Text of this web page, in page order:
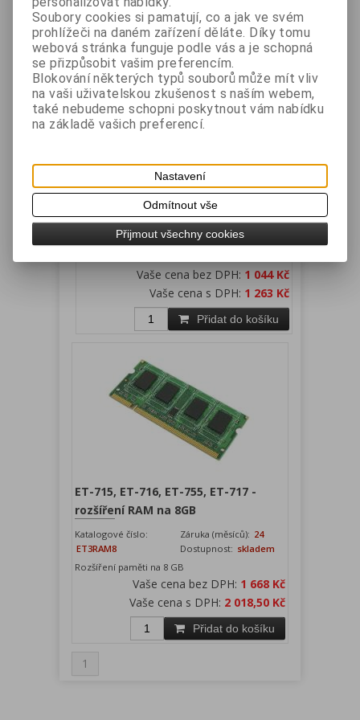
Přidat do košíku
ET-716, ET-716II, 716III, ET-717 -
rozšíření SSD na 256GB
Katalogové číslo:
ETMSSD250
Záruka (měsíců):24
Dostupnost:skladem
Vaše cena bez DPH: 1 044 Kč
Vaše cena s DPH: 1 263 Kč
Přidat do košíku
ET-715, ET-716, ET-755, ET-717 -
rozšíření RAM na 8GB
Katalogové číslo:
ET3RAM8
Záruka (měsíců): 24
Dostupnost: skladem
Rozšíření paměti na 8 GB
Vaše cena bez DPH: 1 668 Kč
Vaše cena s DPH: 2 018,50 Kč
Přidat do košíku
1
Soubory cookies si pamatují, co a jak ve svém
prohlížeči na daném zařízení děláte. Díky tomu
webová stránka funguje podle vás a je schopná
se přizpůsobit vašim preferencím.
Blokování některých typů souborů může mít vliv
na vaši uživatelskou zkušenost s naším webem,
také nebudeme schopni poskytnout vám nabídku
na základě vašich preferencí.
Nastavení
Odmítnout vše
Přijmout všechny cookies